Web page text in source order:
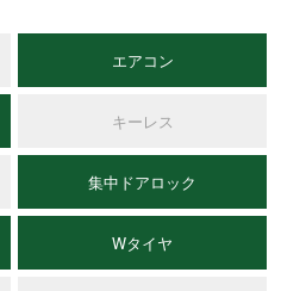
エアコン
キーレス
集中ドアロック
Wタイヤ